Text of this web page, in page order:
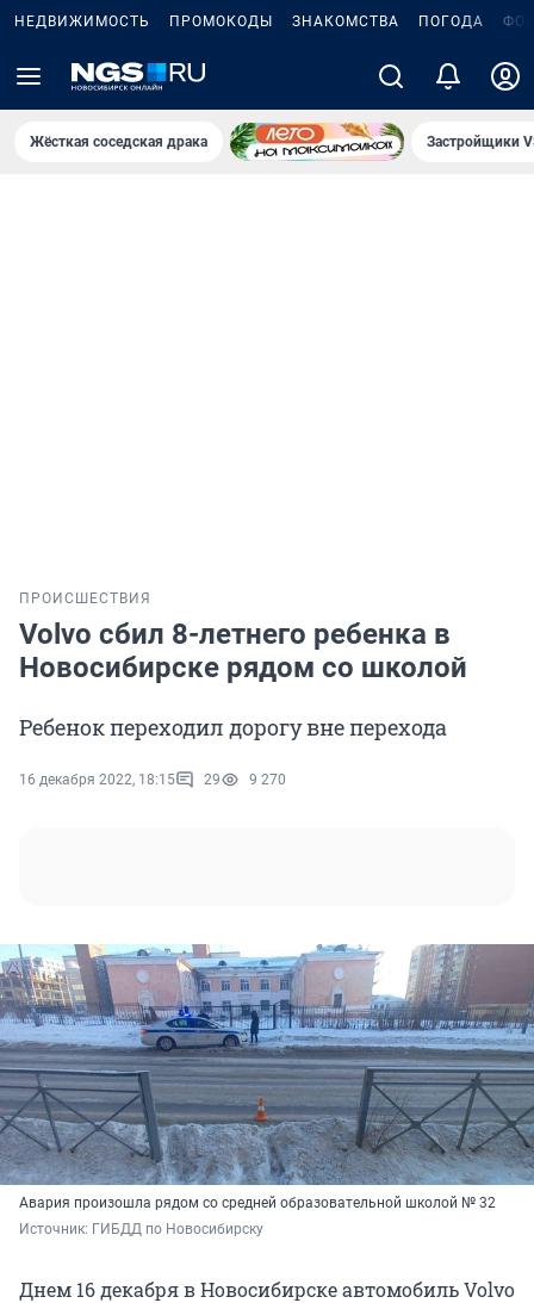
НЕДВИЖИМОСТЬ ПРОМОКОДЫ ЗНАКОМСТВА ПОГОДА
Жёсткая соседская драка Застройщики
ПРОИСШЕСТВИЯ
Volvo сбил 8-летнего ребенка в
Новосибирске рядом со школой
Ребенок переходил дорогу вне перехода
16 декабря 2022, 18:15 29 9 270
Авария произошла рядом со средней образовательной школой № 32
Источник: ГИБДД по Новосибирску
Днем 16 декабря в Новосибирске автомобиль Volvo